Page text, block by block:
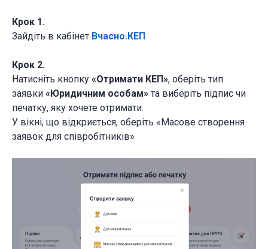
Крок 1.
Зайдіть в кабінет Вчасно.КЕП
Крок 2.
Натисніть кнопку «Отримати КЕП», оберіть тип
заявки «Юридичним особам» та виберіть підпис чи
печатку, яку хочете отримати.
У вікні, що відкриється, оберіть «Масове створення
заявок для співробітників»